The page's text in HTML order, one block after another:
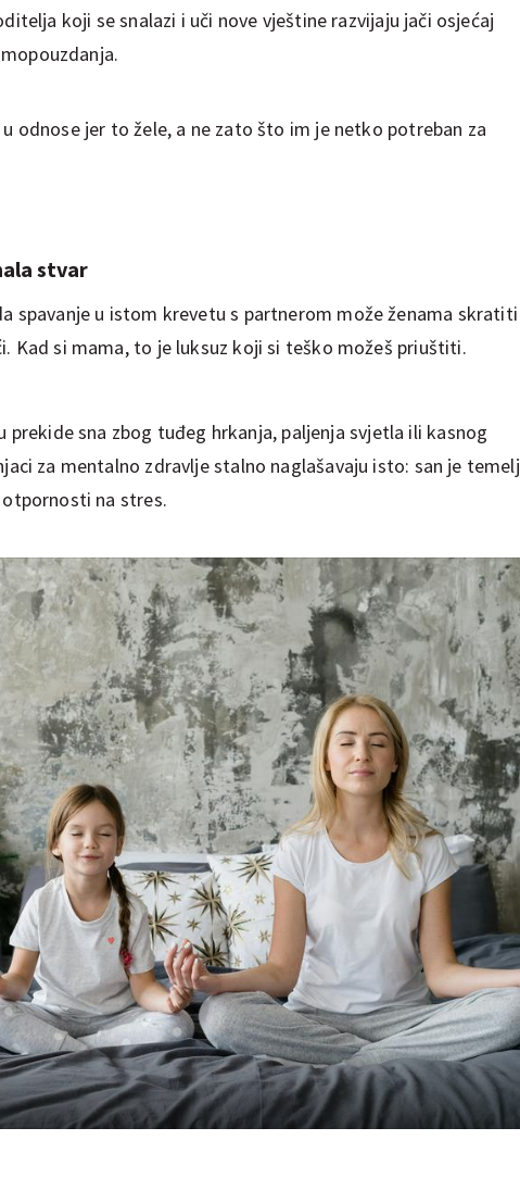
koji se snalazi i uči nove vještine razvijaju jači osjećaj
odnose jer to žele, a ne zato što im je netko potreban za
stvar
spavanje u istom krevetu s partnerom može ženama skratiti
Kad si mama, to je luksuz koji si teško možeš priuštiti.
prekide sna zbog tuđeg hrkanja, paljenja svjetla ili kasnog
za mentalno zdravlje stalno naglašavaju isto: san je temelj
na stres.